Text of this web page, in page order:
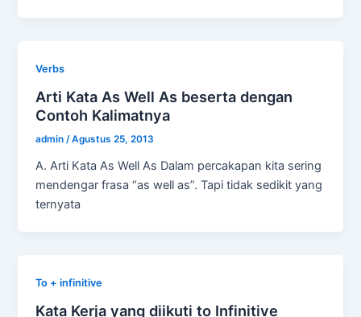
Verbs
Arti Kata As Well As beserta dengan
Contoh Kalimatnya
admin/Agustus 25, 2013
A. Arti Kata As Well As Dalam percakapan kita sering
mendengar frasa “as well as”. Tapi tidak sedikit yang
ternyata
To + infinitive
Kata Kerja yang diikuti to Infinitive